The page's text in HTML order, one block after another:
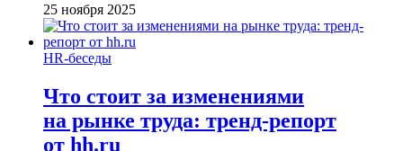
25 ноября 2025
HR-беседы
Что стоит за изменениями
на рынке труда: тренд-репорт
от hh.ru